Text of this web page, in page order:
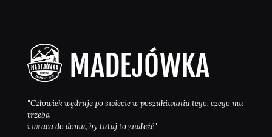
"Człowiek wędruje po świecie w poszukiwaniu tego, czego mu
trzeba
i wraca do domu, by tutaj to znaleźć"